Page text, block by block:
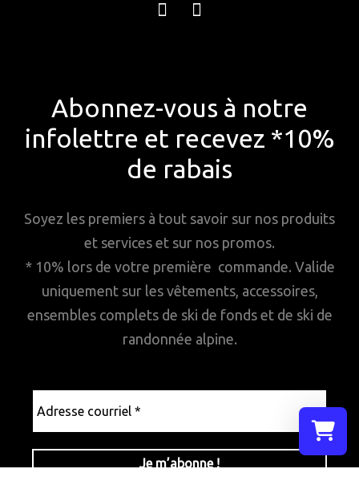
Abonnez-vous à notre
infolettre et recevez *10%
de rabais
Soyez les premiers à tout savoir sur nos produits
et services et sur nos promos.
* 10% lors de votre première commande. Valide
uniquement sur les vêtements, accessoires,
ensembles complets de ski de fonds et de ski de
randonnée alpine.
courriel
*